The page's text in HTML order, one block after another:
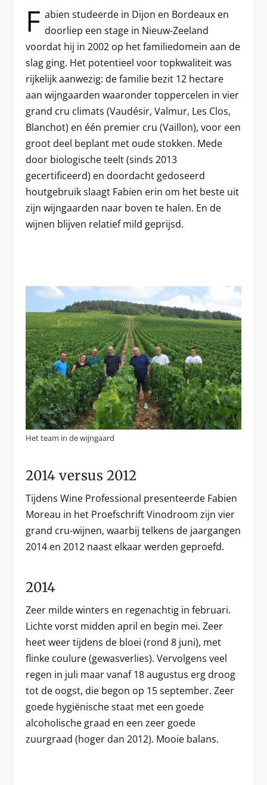
F abien studeerde in Dijon en Bordeaux en
doorliep een stage in Nieuw-Zeeland
voordat hij in 2002 op het familiedomein aan de
slag ging. Het potentieel voor topkwaliteit was
rijkelijk aanwezig: de familie bezit 12 hectare
aan wijngaarden waaronder toppercelen in vier
grand cru climats (Vaudésir, Valmur, Les Clos,
Blanchot) en één premier cru (Vaillon), voor een
groot deel beplant met oude stokken. Mede
door biologische teelt (sinds 2013
gecertificeerd) en doordacht gedoseerd
houtgebruik slaagt Fabien erin om het beste uit
zijn wijngaarden naar boven te halen. En de
wijnen blijven relatief mild geprijsd.
Het team in de wijngaard
2014 versus 2012
Tijdens Wine Professional presenteerde Fabien
Moreau in het Proefschrift Vinodroom zijn vier
grand cru-wijnen, waarbij telkens de jaargangen
2014 en 2012 naast elkaar werden geproefd.
2014
Zeer milde winters en regenachtig in februari.
Lichte vorst midden april en begin mei. Zeer
heet weer tijdens de bloei (rond 8 juni), met
flinke coulure (gewasverlies). Vervolgens veel
regen in juli maar vanaf 18 augustus erg droog
tot de oogst, die begon op 15 september. Zeer
goede hygiënische staat met een goede
alcoholische graad en een zeer goede
zuurgraad (hoger dan 2012). Mooie balans.